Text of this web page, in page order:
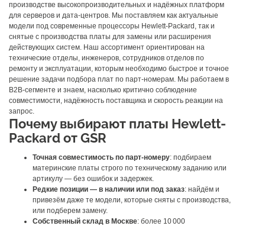
производстве высокопроизводительных и надёжных платформ
для серверов и дата-центров. Мы поставляем как актуальные
модели под современные процессоры Hewlett-Packard, так и
снятые с производства платы для замены или расширения
действующих систем. Наш ассортимент ориентирован на
технические отделы, инженеров, сотрудников отделов по
ремонту и эксплуатации, которым необходимо быстрое и точное
решение задачи подбора плат по парт-номерам. Мы работаем в
B2B-сегменте и знаем, насколько критично соблюдение
совместимости, надёжность поставщика и скорость реакции на
запрос.
Почему выбирают платы Hewlett-
Packard от GSR
Точная совместимость по парт-номеру: подбираем
материнские платы строго по техническому заданию или
артикулу — без ошибок и задержек.
Редкие позиции — в наличии или под заказ: найдём и
привезём даже те модели, которые сняты с производства,
или подберем замену.
Собственный склад в Москве: более 10 000